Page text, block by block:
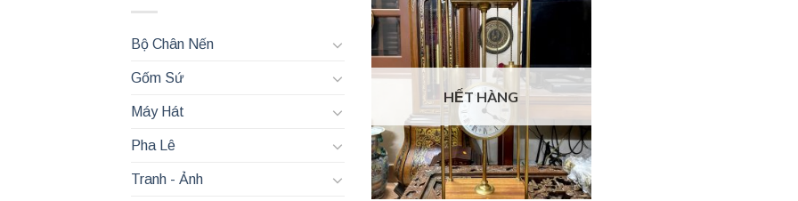
Bộ Chân Nến
Gốm Sứ
Máy Hát
Pha Lê
Tranh - Ảnh
HẾT HÀNG